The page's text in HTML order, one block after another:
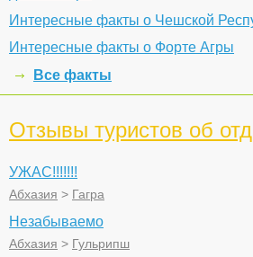
Интересные факты о Чешской
Интересные факты о Форте Агры
Все факты
Отзывы туристов об
УЖАС!!!!!!!
Абхазия > Гагра
Незабываемо
Абхазия > Гульрипш